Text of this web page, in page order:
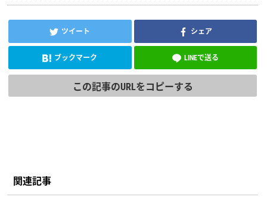
ツイート シェア
ブックマーク LINEで送る
この記事のURLをコピーする
関連記事